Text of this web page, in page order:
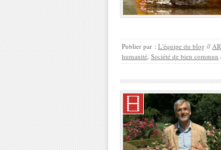
Publier par : L'équipe du blog //
humanité, Société de bien commun